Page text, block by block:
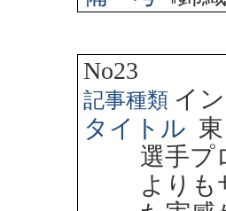
No23
記事種類 イ
タイトル
選手
よりも